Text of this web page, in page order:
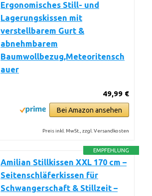
Ergonomisches Still- und
Lagerungskissen mit
verstellbarem Gurt &
abnehmbarem
Baumwollbezug,Meteoritensch
auer
49,99 €
Bei Amazon ansehen
Preis inkl. MwSt., zzgl. Versandkosten
EMPFEHLUNG
Amilian Stillkissen XXL 170 cm –
Seitenschläferkissen für
Schwangerschaft & Stillzeit –